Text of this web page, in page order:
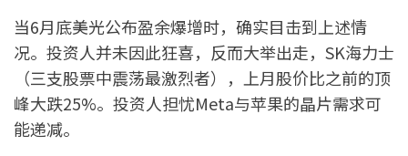
当6月底美光公布盈余爆增时，确实目击到上述情
况。投资人并未因此狂喜，反而大举出走，SK海力士
（三支股票中震荡最激烈者），上月股价比之前的顶
峰大跌25%。投资人担忧Meta与苹果的晶片需求可
能递减。